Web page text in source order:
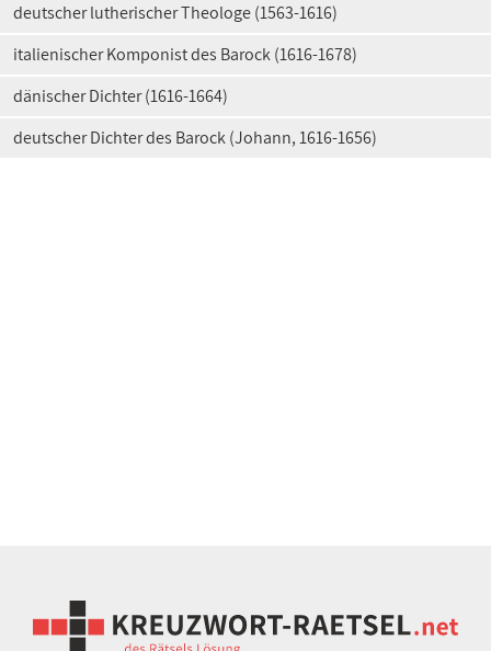
deutscher lutherischer Theologe (1563-1616)
italienischer Komponist des Barock (1616-1678)
dänischer Dichter (1616-1664)
deutscher Dichter des Barock (Johann, 1616-1656)